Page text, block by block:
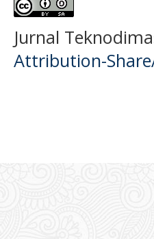
Jurnal
Attribution-